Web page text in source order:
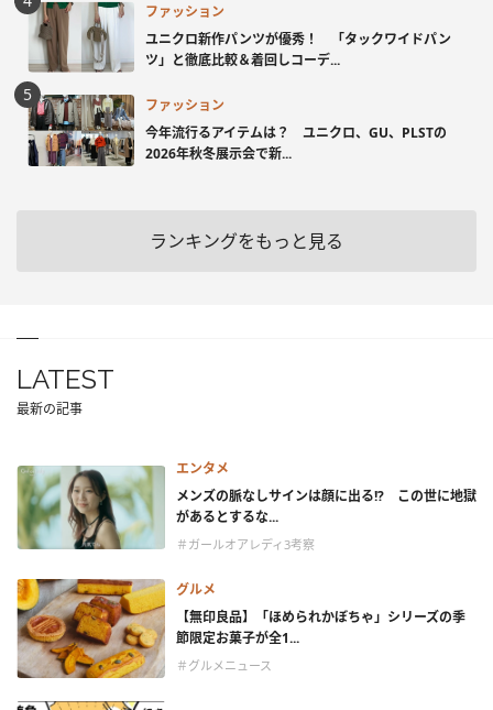
ファッション
ユニクロ新作パンツが優秀！ 「タックワイドパン
ツ」と徹底比較＆着回しコーデ...
ファッション
今年流行るアイテムは？ ユニクロ、GU、PLSTの
2026年秋冬展示会で新...
ランキングをもっと見る
LATEST
最新の記事
エンタメ
メンズの脈なしサインは顔に出る!? この世に地獄
があるとするな...
＃ガールオアレディ3考察
グルメ
【無印良品】「ほめられかぼちゃ」シリーズの季
節限定お菓子が全1...
＃グルメニュース